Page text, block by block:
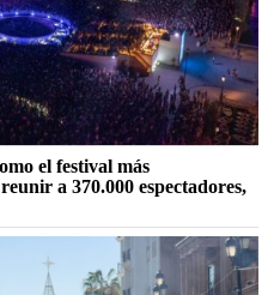
el festival más
a 370.000 espectadores,